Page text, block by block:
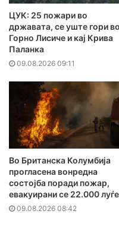
ЦУК: 25 пожари во
државата, се уште гори во
Горно Лисиче и кај Крива
Паланка
09.08.2026 09:11
Во Британска Колумбија
прогласена вонредна
состојба поради пожар,
евакуирани се 22.000 луѓе
09.08.2026 08:42